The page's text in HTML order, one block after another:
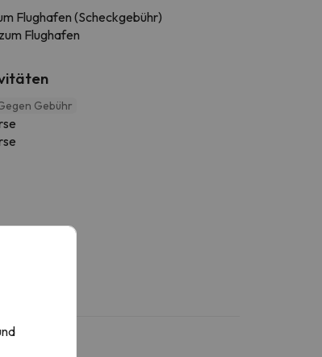
Flughafen (Scheckgebühr)
Flughafen
Gebühr